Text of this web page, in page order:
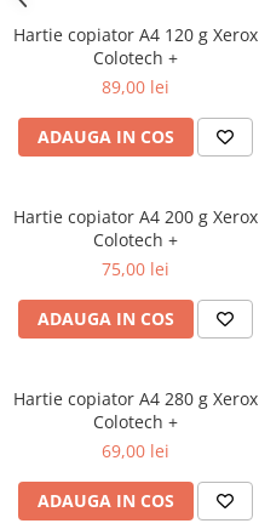
Hartie copiator A4 120 g Xerox
Colotech +
89,00 lei
ADAUGA IN COS
Hartie copiator A4 200 g Xerox
Colotech +
75,00 lei
ADAUGA IN COS
Hartie copiator A4 280 g Xerox
Colotech +
69,00 lei
ADAUGA IN COS